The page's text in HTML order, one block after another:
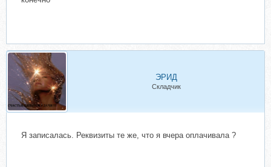
ЭРИД
Складчик
Я записалась. Реквизиты те же, что я вчера оплачивала ?